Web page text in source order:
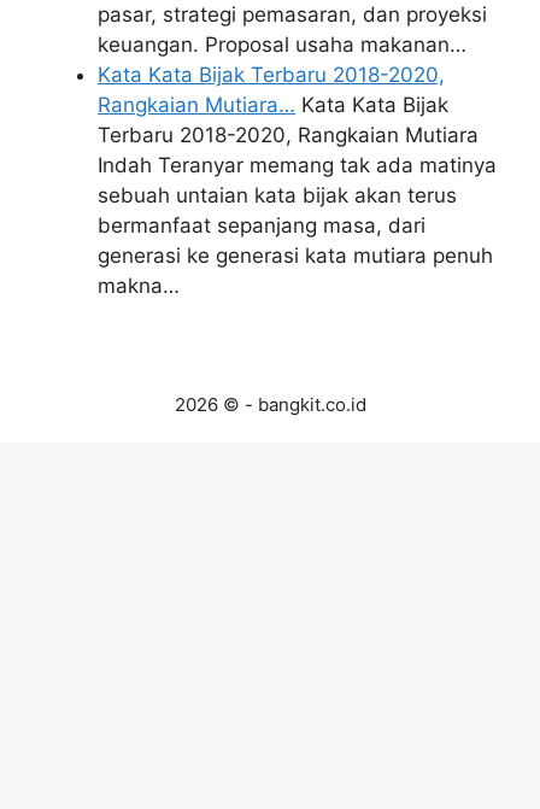
pasar, strategi pemasaran, dan proyeksi
keuangan. Proposal usaha makanan…
Kata Kata Bijak Terbaru 2018-2020,
Rangkaian Mutiara… Kata Kata Bijak
Terbaru 2018-2020, Rangkaian Mutiara
Indah Teranyar memang tak ada matinya
sebuah untaian kata bijak akan terus
bermanfaat sepanjang masa, dari
generasi ke generasi kata mutiara penuh
makna…
2026 © - bangkit.co.id